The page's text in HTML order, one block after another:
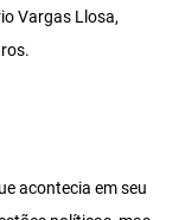
Vargas Llosa,
acontecia em seu